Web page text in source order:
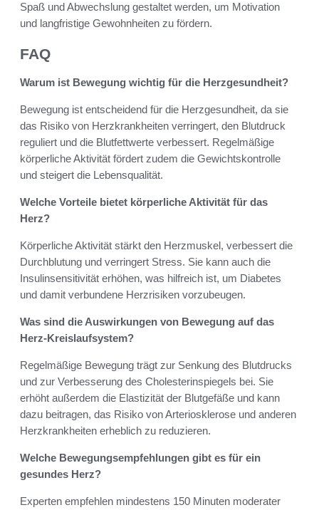
Spaß und Abwechslung gestaltet werden, um Motivation
und langfristige Gewohnheiten zu fördern.
FAQ
Warum ist Bewegung wichtig für die Herzgesundheit?
Bewegung ist entscheidend für die Herzgesundheit, da sie
das Risiko von Herzkrankheiten verringert, den Blutdruck
reguliert und die Blutfettwerte verbessert. Regelmäßige
körperliche Aktivität fördert zudem die Gewichtskontrolle
und steigert die Lebensqualität.
Welche Vorteile bietet körperliche Aktivität für das
Herz?
Körperliche Aktivität stärkt den Herzmuskel, verbessert die
Durchblutung und verringert Stress. Sie kann auch die
Insulinsensitivität erhöhen, was hilfreich ist, um Diabetes
und damit verbundene Herzrisiken vorzubeugen.
Was sind die Auswirkungen von Bewegung auf das
Herz-Kreislaufsystem?
Regelmäßige Bewegung trägt zur Senkung des Blutdrucks
und zur Verbesserung des Cholesterinspiegels bei. Sie
erhöht außerdem die Elastizität der Blutgefäße und kann
dazu beitragen, das Risiko von Arteriosklerose und anderen
Herzkrankheiten erheblich zu reduzieren.
Welche Bewegungsempfehlungen gibt es für ein
gesundes Herz?
Experten empfehlen mindestens 150 Minuten moderater